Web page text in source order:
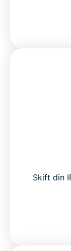
Skift din